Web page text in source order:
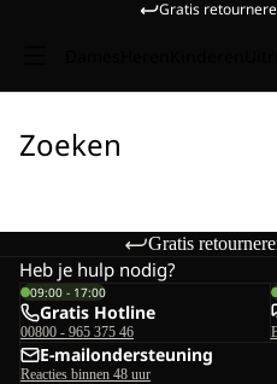
Gratis
Zoeken
Gratis
Heb je hulp nodig?
09:00 - 17:00
Gratis Hotline
00800 - 965 375 46
E-mailondersteuning
Reacties binnen 48 uur